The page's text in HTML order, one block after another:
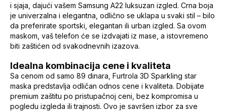
i sjaja, dajući vašem Samsung A22 luksuzan izgled. Crna boja
je univerzalna i elegantna, odlično se uklapa u svaki stil – bilo
da preferirate sportski, elegantan ili urban izgled. Sa ovom
maskom, vaš telefon će se izdvajati iz mase, a istovremeno
biti zaštićen od svakodnevnih izazova.
Idealna kombinacija cene i kvaliteta
Sa cenom od samo 89 dinara, Furtrola 3D Sparkling star
maska predstavlja odličan odnos cene i kvaliteta. Dobijate
premium zaštitu po pristupačnoj ceni, bez kompromisa u
pogledu izgleda ili trajnosti. Ovo je savršen izbor za sve